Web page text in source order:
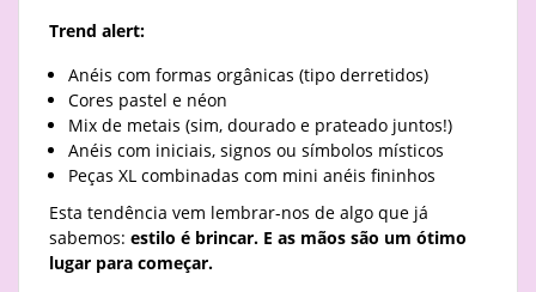
Trend alert:
Anéis com formas orgânicas (tipo derretidos)
Cores pastel e néon
Mix de metais (sim, dourado e prateado juntos!)
Anéis com iniciais, signos ou símbolos místicos
Peças XL combinadas com mini anéis fininhos
Esta tendência vem lembrar-nos de algo que já
sabemos: estilo é brincar. E as mãos são um ótimo
lugar para começar.